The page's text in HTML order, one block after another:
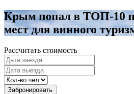
Крым попал в ТОП-10
мест для винного
Рассчитать стоимость
Забронировать